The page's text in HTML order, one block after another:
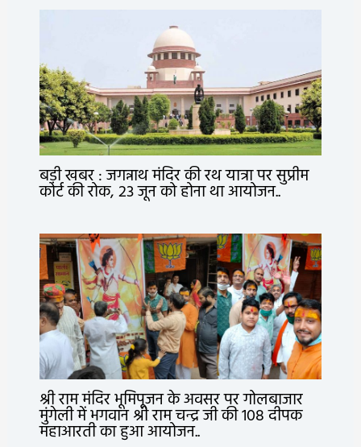
बड़ी खबर : जगन्नाथ मंदिर की रथ यात्रा पर सुप्रीम
कोर्ट की रोक, 23 जून को होना था आयोजन..
श्री राम मंदिर भूमिपूजन के अवसर पर गोलबाजार
मुंगेली में भगवान श्री राम चन्द्र जी की 108 दीपक
महाआरती का हुआ आयोजन..